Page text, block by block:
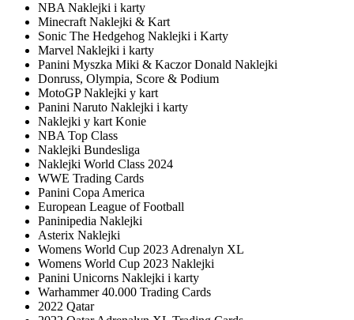
NBA Naklejki i karty
Minecraft Naklejki & Kart
Sonic The Hedgehog Naklejki i Karty
Marvel Naklejki i karty
Panini Myszka Miki & Kaczor Donald Naklejki
Donruss, Olympia, Score & Podium
MotoGP Naklejki y kart
Panini Naruto Naklejki i karty
Naklejki y kart Konie
NBA Top Class
Naklejki Bundesliga
Naklejki World Class 2024
WWE Trading Cards
Panini Copa America
European League of Football
Paninipedia Naklejki
Asterix Naklejki
Womens World Cup 2023 Adrenalyn XL
Womens World Cup 2023 Naklejki
Panini Unicorns Naklejki i karty
Warhammer 40.000 Trading Cards
2022 Qatar